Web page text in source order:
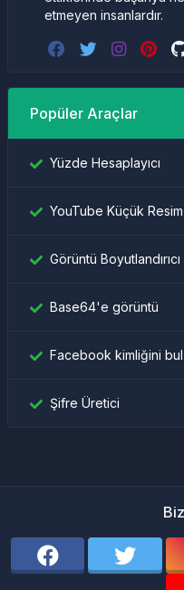
etmeyen insanlardır.
Popüler Araçlar
Yüzde Hesaplayıcı
YouTube Küçük
Görüntü Boyutlandırıcı
Base64'e görüntü
Facebook kimliğini bul
Şifre Üretici